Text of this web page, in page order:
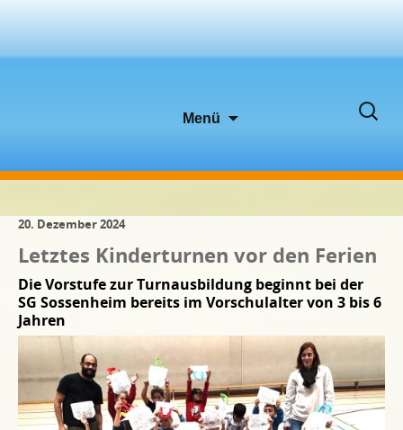
Menü
Suchen
20. Dezember 2024
Letztes Kinderturnen vor den Ferien
Die Vorstufe zur Turnausbildung beginnt bei der
SG Sossenheim bereits im Vorschulalter von 3 bis 6
Jahren